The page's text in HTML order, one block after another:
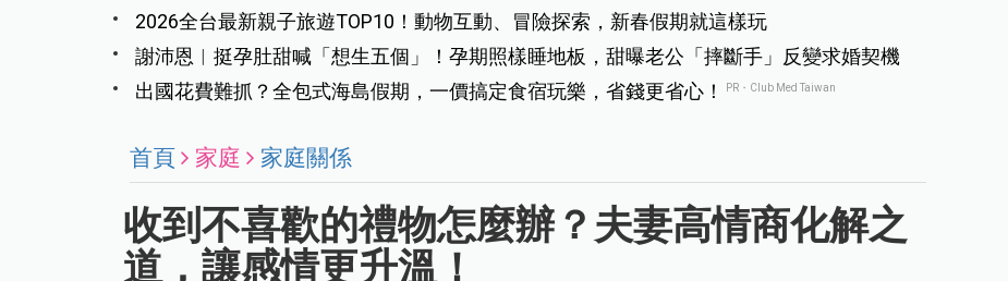
2026全台最新親子旅遊TOP10！動物互動、冒險探索，新春假期就這樣玩
謝沛恩︱挺孕肚甜喊「想生五個」！孕期照樣睡地板，甜曝老公「摔斷手」反變求婚契機
出國花費難抓？全包式海島假期，一價搞定食宿玩樂，省錢更省心！
PR・Club Med Taiwan
首頁 家庭 家庭關係
收到不喜歡的禮物怎麼辦？夫妻高情商化解之
道，讓感情更升溫！